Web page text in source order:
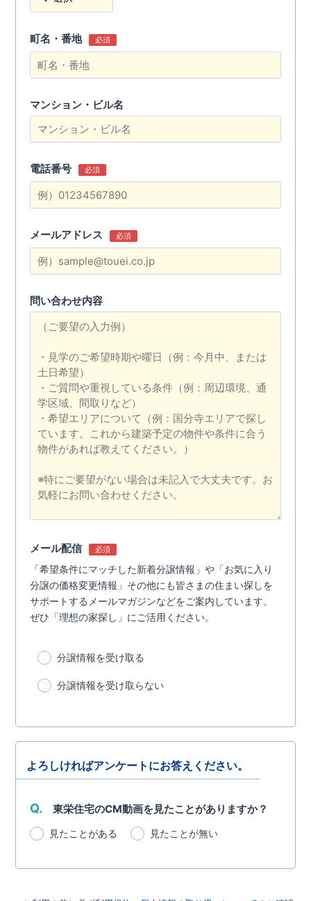
町名・番地 必須
マンション・ビル名
電話番号 必須
メールアドレス 必須
問い合わせ内容
メール配信 必須
「希望条件にマッチした新着分譲情報」や「お気に入り
分譲の価格変更情報」その他にも皆さまの住まい探しを
サポートするメールマガジンなどをご案内しています。
ぜひ「理想の家探し」にご活用ください。
分譲情報を受け取る
分譲情報を受け取らない
よろしければアンケートにお答えください。
Q. 東栄住宅のCM動画を見たことがありますか？
見たことがある 見たことが無い